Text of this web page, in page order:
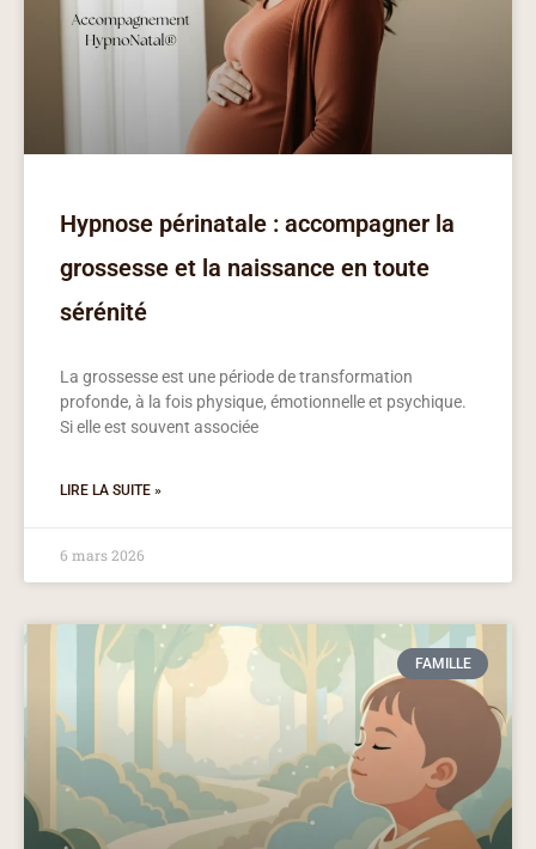
Hypnose périnatale : accompagner la
grossesse et la naissance en toute
sérénité
La grossesse est une période de transformation
profonde, à la fois physique, émotionnelle et psychique.
Si elle est souvent associée
LIRE LA SUITE »
6 mars 2026
FAMILLE